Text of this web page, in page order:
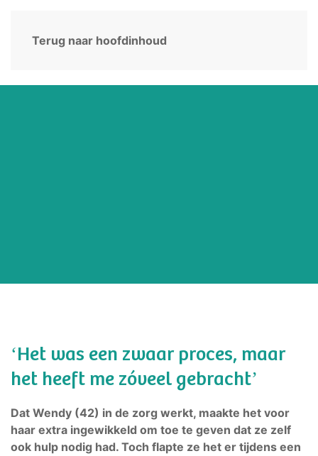
Terug naar hoofdinhoud
‘Het was een zwaar proces, maar
het heeft me zóveel gebracht’
Dat Wendy (42) in de zorg werkt, maakte het voor
haar extra ingewikkeld om toe te geven dat ze zelf
ook hulp nodig had. Toch flapte ze het er tijdens een